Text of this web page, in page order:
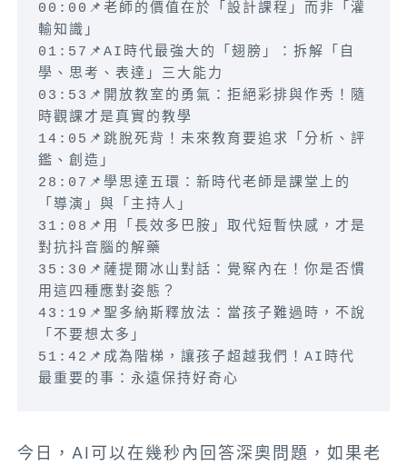
00:00📌老師的價值在於「設計課程」而非「灌
輸知識」
01:57📌AI時代最強大的「翅膀」：拆解「自
學、思考、表達」三大能力
03:53📌開放教室的勇氣：拒絕彩排與作秀！隨
時觀課才是真實的教學
14:05📌跳脫死背！未來教育要追求「分析、評
鑑、創造」
28:07📌學思達五環：新時代老師是課堂上的
「導演」與「主持人」
31:08📌用「長效多巴胺」取代短暫快感，才是
對抗抖音腦的解藥
35:30📌薩提爾冰山對話：覺察內在！你是否慣
用這四種應對姿態？
43:19📌聖多納斯釋放法：當孩子難過時，不說
「不要想太多」
51:42📌成為階梯，讓孩子超越我們！AI時代
最重要的事：永遠保持好奇心
今日，AI可以在幾秒內回答深奧問題，如果老